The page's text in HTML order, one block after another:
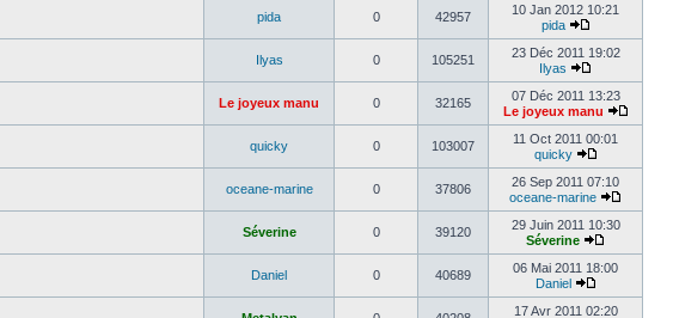
pida 0 42957
10 Jan 2012 10:21
pida
Ilyas 0 105251
23 Déc 2011 19:02
Ilyas
Le joyeux manu 0 32165
07 Déc 2011 13:23
Le joyeux manu
quicky 0 103007
11 Oct 2011 00:01
quicky
oceane-marine 0 37806
26 Sep 2011 07:10
oceane-marine
Séverine 0 39120
29 Juin 2011 10:30
Séverine
Daniel 0 40689
06 Mai 2011 18:00
Daniel
17 Avr 2011 02:20